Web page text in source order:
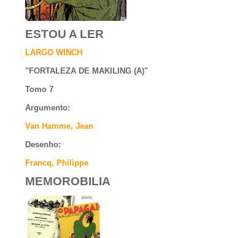
ESTOU A LER
LARGO WINCH
"FORTALEZA DE MAKILING (A)"
Tomo 7
Argumento:
Van Hamme, Jean
Desenho:
Francq, Philippe
MEMOROBILIA